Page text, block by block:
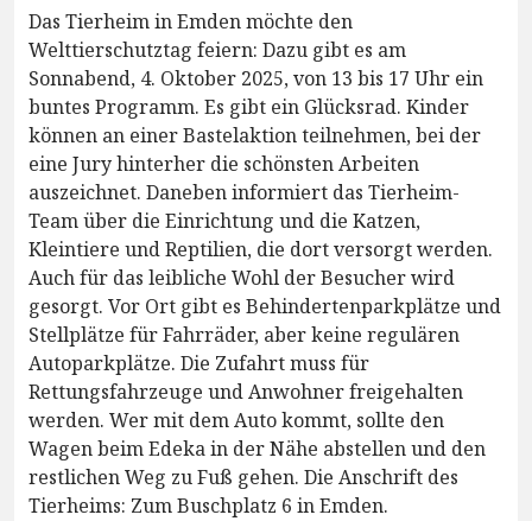
Das Tierheim in Emden möchte den
Welttierschutztag feiern: Dazu gibt es am
Sonnabend, 4. Oktober 2025, von 13 bis 17 Uhr ein
buntes Programm. Es gibt ein Glücksrad. Kinder
können an einer Bastelaktion teilnehmen, bei der
eine Jury hinterher die schönsten Arbeiten
auszeichnet. Daneben informiert das Tierheim-
Team über die Einrichtung und die Katzen,
Kleintiere und Reptilien, die dort versorgt werden.
Auch für das leibliche Wohl der Besucher wird
gesorgt. Vor Ort gibt es Behindertenparkplätze und
Stellplätze für Fahrräder, aber keine regulären
Autoparkplätze. Die Zufahrt muss für
Rettungsfahrzeuge und Anwohner freigehalten
werden. Wer mit dem Auto kommt, sollte den
Wagen beim Edeka in der Nähe abstellen und den
restlichen Weg zu Fuß gehen. Die Anschrift des
Tierheims: Zum Buschplatz 6 in Emden.